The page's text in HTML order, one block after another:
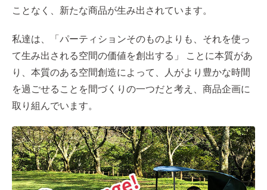
ことなく、新たな商品が生み出されています。
私達は、「パーティションそのものよりも、それを使っ
て生み出される空間の価値を創出する」 ことに本質があ
り、本質のある空間創造によって、人がより豊かな時間
を過ごせることを間づくりの一つだと考え、商品企画に
取り組んでいます。